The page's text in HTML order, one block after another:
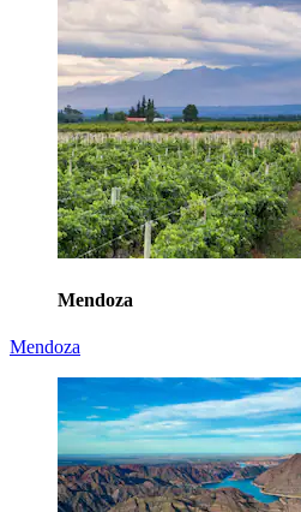
Mendoza
Mendoza